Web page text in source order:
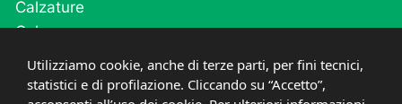
Calzature
Calze
Cutivel
Plantari
Utilizziamo cookie, anche di terze parti, per fini tecnici,
statistici e di profilazione. Cliccando su “Accetto”,